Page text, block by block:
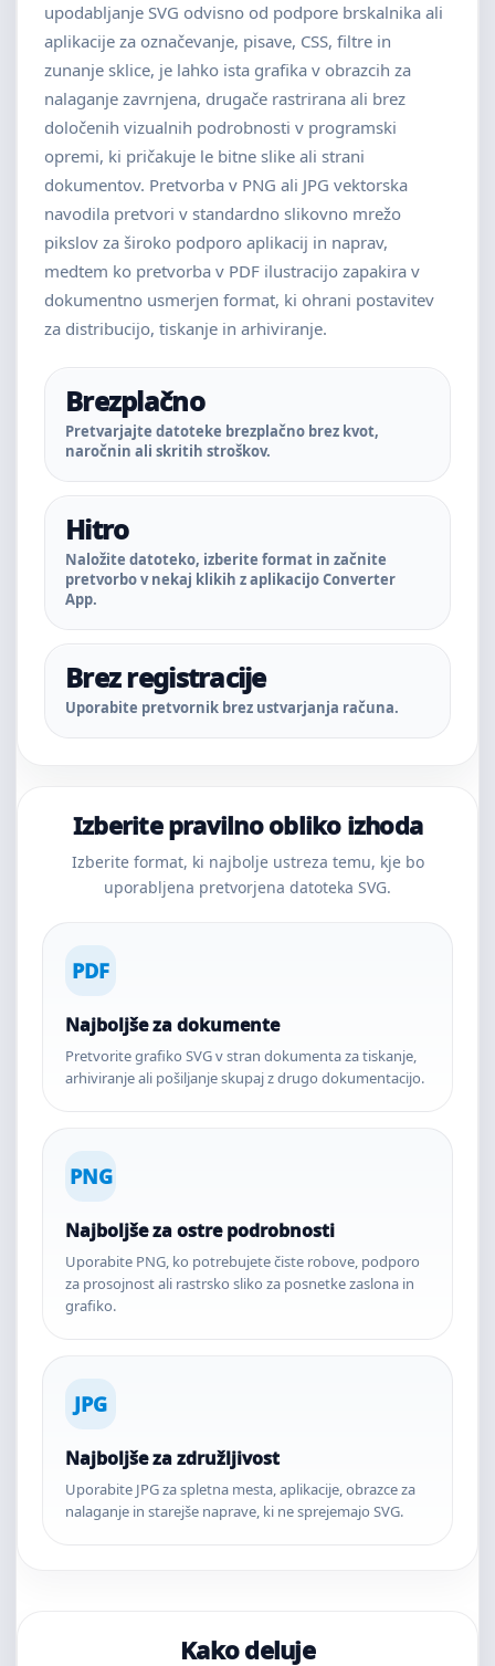
upodabljanje SVG odvisno od podpore brskalnika ali
aplikacije za označevanje, pisave, CSS, filtre in
zunanje sklice, je lahko ista grafika v obrazcih za
nalaganje zavrnjena, drugače rastrirana ali brez
določenih vizualnih podrobnosti v programski
opremi, ki pričakuje le bitne slike ali strani
dokumentov. Pretvorba v PNG ali JPG vektorska
navodila pretvori v standardno slikovno mrežo
pikslov za široko podporo aplikacij in naprav,
medtem ko pretvorba v PDF ilustracijo zapakira v
dokumentno usmerjen format, ki ohrani postavitev
za distribucijo, tiskanje in arhiviranje.
Brezplačno
Pretvarjajte datoteke brezplačno brez kvot,
naročnin ali skritih stroškov.
Hitro
Naložite datoteko, izberite format in začnite
pretvorbo v nekaj klikih z aplikacijo Converter
App.
Brez registracije
Uporabite pretvornik brez ustvarjanja računa.
Izberite pravilno obliko izhoda
Izberite format, ki najbolje ustreza temu, kje bo
uporabljena pretvorjena datoteka SVG.
PDF
Najboljše za dokumente
Pretvorite grafiko SVG v stran dokumenta za tiskanje,
arhiviranje ali pošiljanje skupaj z drugo dokumentacijo.
PNG
Najboljše za ostre podrobnosti
Uporabite PNG, ko potrebujete čiste robove, podporo
za prosojnost ali rastrsko sliko za posnetke zaslona in
grafiko.
JPG
Najboljše za združljivost
Uporabite JPG za spletna mesta, aplikacije, obrazce za
nalaganje in starejše naprave, ki ne sprejemajo SVG.
Kako deluje